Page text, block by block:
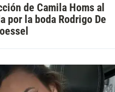
de Camila Homs al
por la boda Rodrigo De